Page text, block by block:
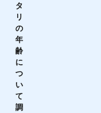
タ
リ
の
年
齢
に
つ
い
て
調